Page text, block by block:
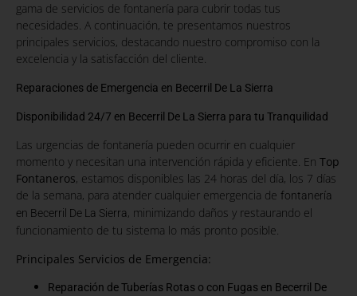
gama de servicios de fontanería para cubrir todas tus
necesidades. A continuación, te presentamos nuestros
principales servicios, destacando nuestro compromiso con la
excelencia y la satisfacción del cliente.
Reparaciones de Emergencia en Becerril De La Sierra
Disponibilidad 24/7 en Becerril De La Sierra para tu Tranquilidad
Las urgencias de fontanería pueden ocurrir en cualquier
momento y necesitan una intervención rápida y eficiente. En Top
Fontaneros, estamos disponibles las 24 horas del día, los 7 días
de la semana, para atender cualquier emergencia de fontanería
en Becerril De La Sierra, minimizando daños y restaurando el
funcionamiento de tu sistema lo más pronto posible.
Principales Servicios de Emergencia:
Reparación de Tuberías Rotas o con Fugas en Becerril De